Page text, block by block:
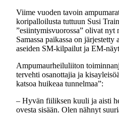
Viime vuoden tavoin
koripalloilusta tuttuun Susi
”esiintymisvuorossa” olivat nyt
Samassa paikassa on
aseiden SM-kilpailut ja EM-
Ampumaurheiluliiton
tervehti osanottajia ja
katsoa huikeaa tunnelmaa”:
– Hyvän fiiliksen kuuli ja aisti
ovesta sisään. Olen nähnyt